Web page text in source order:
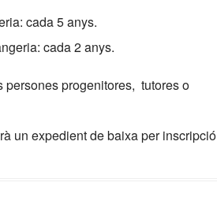
cada 5 anys.
cada 2 anys.
persones progenitores, tutores o
un expedient de baixa per inscripció